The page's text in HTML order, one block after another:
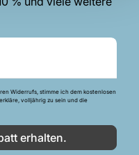
Widerrufs, stimme ich dem kostenlosen
volljährig zu sein und die
erhalten.